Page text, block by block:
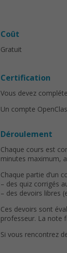
Coût
Gratuit
Certification
Vous devez
Un compte
Déroulement
Chaque cours est
minutes maximum,
Chaque partie d’un
– des quiz corrigés
– des devoirs libres
Ces devoirs sont
professeur. La note
Si vous rencontrez